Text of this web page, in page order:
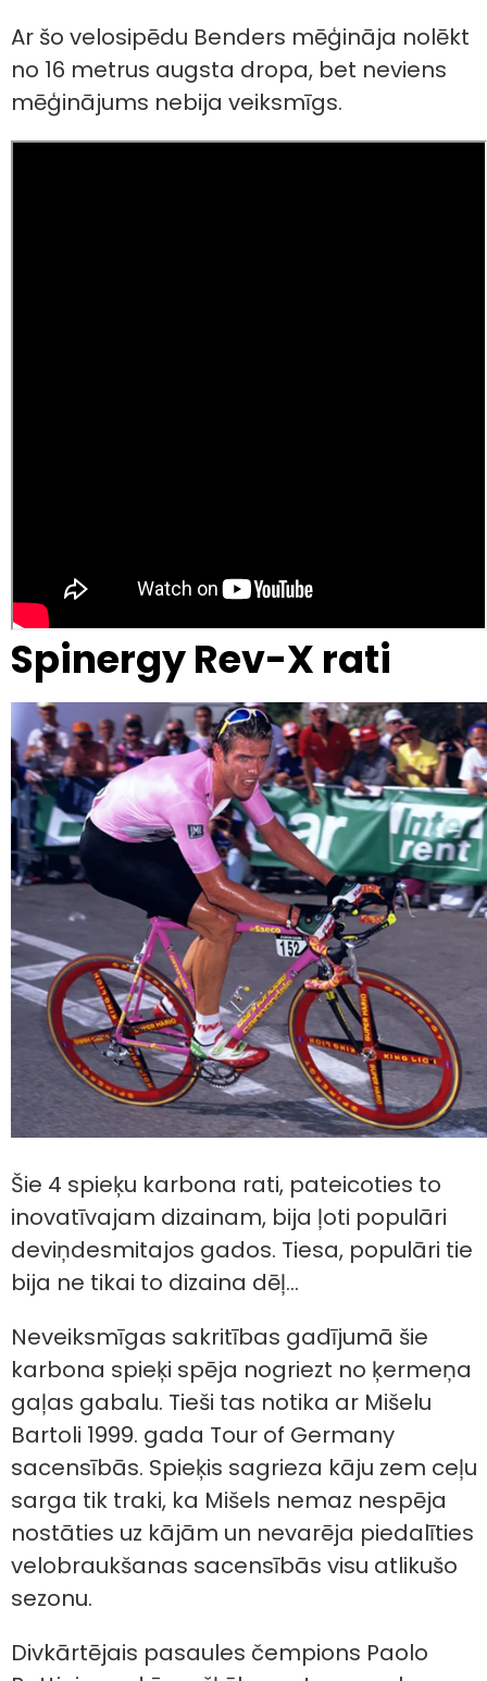
Ar šo velosipēdu Benders mēģināja nolēkt
no 16 metrus augsta dropa, bet neviens
mēģinājums nebija veiksmīgs.
Spinergy Rev-X rati
Šie 4 spieķu karbona rati, pateicoties to
inovatīvajam dizainam, bija ļoti populāri
deviņdesmitajos gados. Tiesa, populāri tie
bija ne tikai to dizaina dēļ...
Neveiksmīgas sakritības gadījumā šie
karbona spieķi spēja nogriezt no ķermeņa
gaļas gabalu. Tieši tas notika ar Mišelu
Bartoli 1999. gada Tour of Germany
sacensībās. Spieķis sagrieza kāju zem ceļu
sarga tik traki, ka Mišels nemaz nespēja
nostāties uz kājām un nevarēja piedalīties
velobraukšanas sacensībās visu atlikušo
sezonu.
Divkārtējais pasaules čempions Paolo